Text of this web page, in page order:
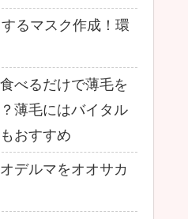
るマスク作成！環
べるだけで薄毛を
薄毛にはバイタル
おすすめ
デルマをオオサカ